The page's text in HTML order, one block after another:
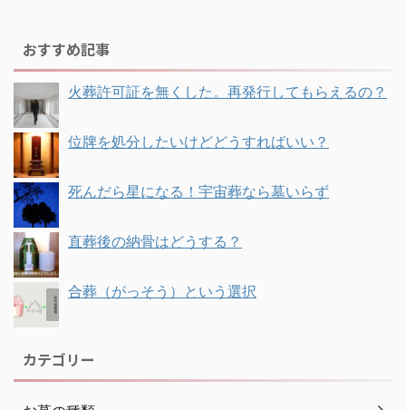
おすすめ記事
火葬許可証を無くした。再発行してもらえるの？
位牌を処分したいけどどうすればいい？
死んだら星になる！宇宙葬なら墓いらず
直葬後の納骨はどうする？
合葬（がっそう）という選択
カテゴリー